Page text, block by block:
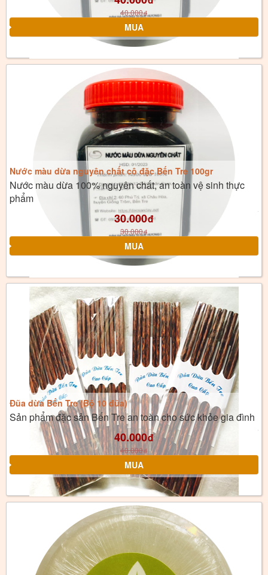
40.000đ
Nước màu dừa nguyên chất cô đặc Bến Tre 100gr
Nước màu dừa 100% nguyên chất, an toàn vệ sinh thực
phẩm
30.000đ
30.000đ
Đũa dừa Bến Tre (Bộ 10 đũa)
Sản phẩm đặc sản Bến Tre an toàn cho sức khỏe gia đình
40.000đ
40.000đ